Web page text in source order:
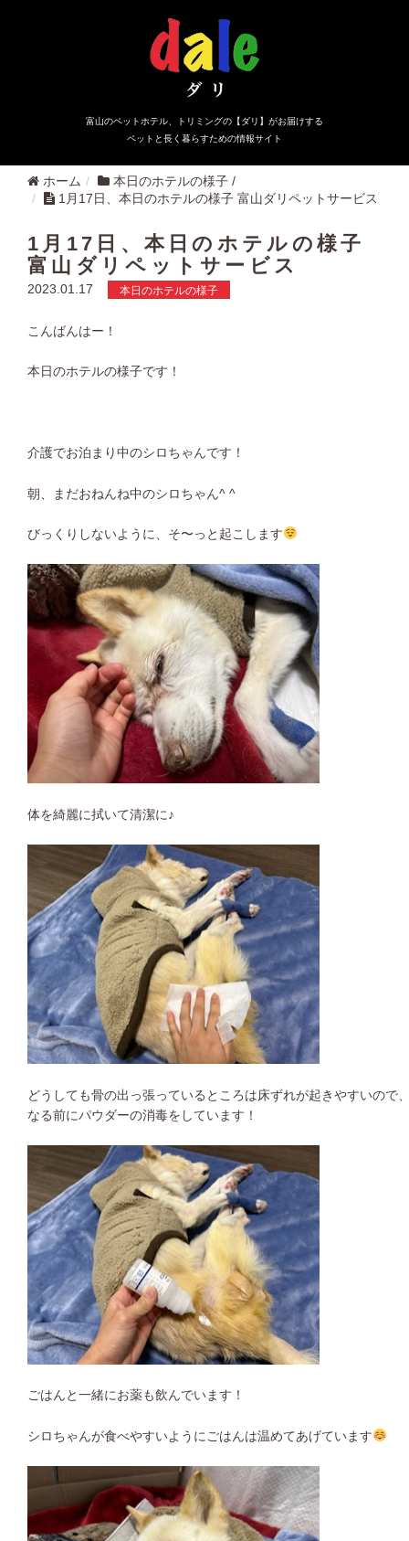
富山のペットホテル、トリミングの【ダリ】がお届けする
ペットと長く暮らすための情報サイト
ホーム 本日のホテルの様子 /
1月17日、本日のホテルの様子 富山ダリペットサービス
1月17日、本日のホテルの様子
富山ダリペットサービス
2023.01.17 本日のホテルの様子
こんばんはー！
本日のホテルの様子です！
介護でお泊まり中のシロちゃんです！
朝、まだおねんね中のシロちゃん^ ^
びっくりしないように、そ〜っと起こします
体を綺麗に拭いて清潔に♪
どうしても骨の出っ張っているところは床ずれが起きやすいので
なる前にパウダーの消毒をしています！
ごはんと一緒にお薬も飲んでいます！
シロちゃんが食べやすいようにごはんは温めてあげています